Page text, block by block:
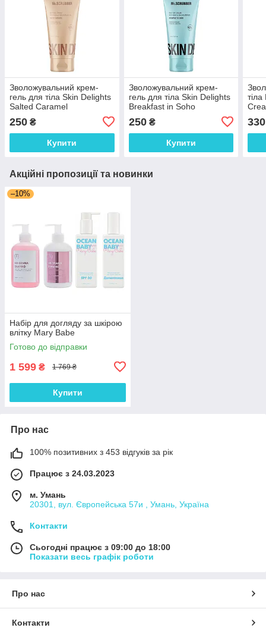
Зволожувальний крем-
гель для тіла Skin Delights
Salted Caramel
250 ₴
Купити
Зволожувальний крем-
гель для тіла Skin Delights
Breakfast in Soho
250₴
Купити
330
Акційні пропозиції та новинки
–10%
Набір для догляду за шкірою
влітку Mary Babe
Готово до відправки
1 599 ₴ 1 769 ₴
Купити
Про нас
100% позитивних з 453 відгуків за рік
Працює з 24.03.2023
м. Умань
20301, вул. Європейська 57и , Умань, Україна
Контакти
Сьогодні працює з 09:00 до 18:00
Показати весь графік роботи
Про нас
Контакти